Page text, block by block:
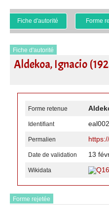
Fiche d'autorité Forme
Fiche d'autorité
Aldekoa, Ignacio
Forme retenue
Identifiant
Permalien
Date de validation 13
Wikidata
Forme rejetée